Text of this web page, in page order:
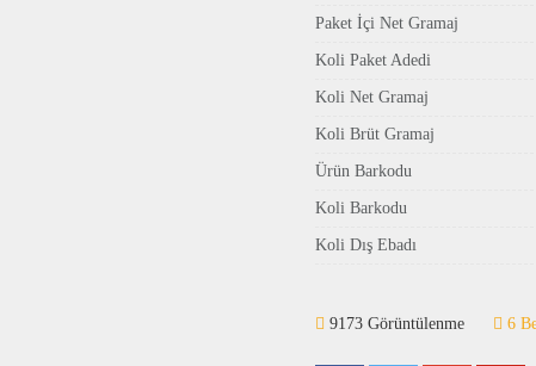
Paket İçi Net Gramaj
Koli Paket Adedi
Koli Net Gramaj
Koli Brüt Gramaj
Ürün Barkodu
Koli Barkodu
Koli Dış Ebadı
9173 Görüntülenme 6